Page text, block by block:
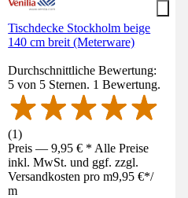
Tischdecke Stockholm beige
140 cm breit (Meterware)
Durchschnittliche Bewertung:
5 von 5 Sternen. 1 Bewertung.
(1)
Preis — 9,95 € * Alle Preise
inkl. MwSt. und ggf. zzgl.
Versandkosten pro m9,95 €*/
m